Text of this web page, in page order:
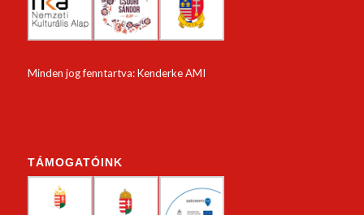
Minden jog fenntartva: Kenderke AMI
TÁMOGATÓINK